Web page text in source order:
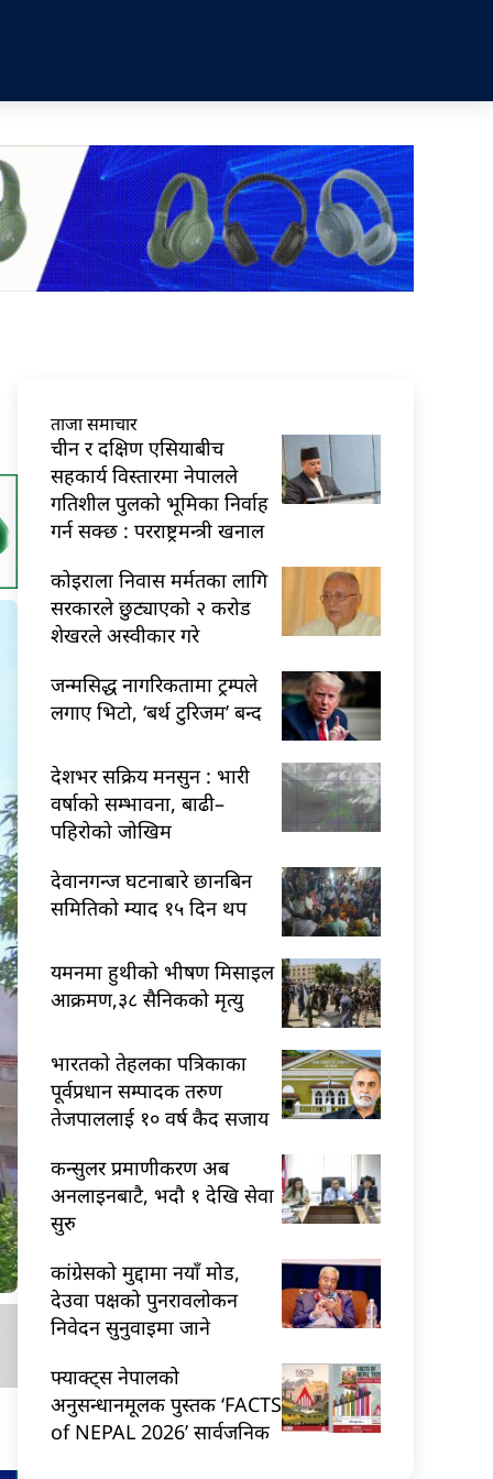
ताजा समाचार
चीन र दक्षिण एसियाबीच
सहकार्य विस्तारमा नेपालले
गतिशील पुलको भूमिका निर्वाह
गर्न सक्छ : परराष्ट्रमन्त्री खनाल
कोइराला निवास मर्मतका लागि
सरकारले छुट्याएको २ करोड
शेखरले अस्वीकार गरे
जन्मसिद्ध नागरिकतामा ट्रम्पले
लगाए भिटो, ‘बर्थ टुरिजम’ बन्द
देशभर सक्रिय मनसुन : भारी
वर्षाको सम्भावना, बाढी–
पहिरोको जोखिम
देवानगन्ज घटनाबारे छानबिन
समितिको म्याद १५ दिन थप
यमनमा हुथीको भीषण मिसाइल
आक्रमण,३८ सैनिकको मृत्यु
भारतकाे तेहलका पत्रिकाका
पूर्वप्रधान सम्पादक तरुण
तेजपाललाई १० वर्ष कैद सजाय
कन्सुलर प्रमाणीकरण अब
अनलाइनबाटै, भदौ १ देखि सेवा
सुरु
कांग्रेसको मुद्दामा नयाँ मोड,
देउवा पक्षको पुनरावलोकन
निवेदन सुनुवाइमा जाने
फ्याक्ट्स नेपालको
अनुसन्धानमूलक पुस्तक ‘FACTS
of NEPAL 2026’ सार्वजनिक